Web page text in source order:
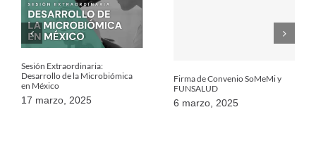
Sesión Extraordinaria:
Desarrollo de la Microbiómica
en México
17 marzo, 2025
Firma de Convenio SoMeMi y
FUNSALUD
6 marzo, 2025